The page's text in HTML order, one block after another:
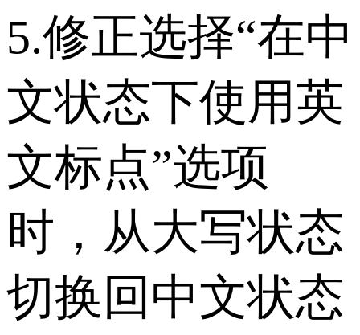
5.修正选择“在中
文状态下使用英
文标点”选项
时，从大写状态
切换回中文状态